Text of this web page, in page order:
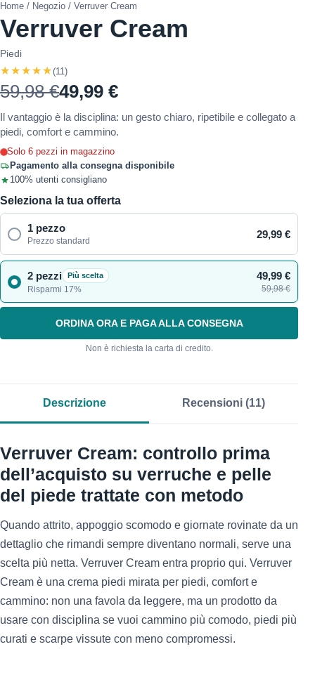
Home / Negozio / Verruver Cream
Verruver Cream
Piedi
★★★★★ (11)
59,98 €49,99 €
Il vantaggio è la disciplina: un gesto chiaro, ripetibile e collegato a
piedi, comfort e cammino.
Solo 6 pezzi in magazzino
Pagamento alla consegna disponibile
100% utenti consigliano
Seleziona la tua offerta
1 pezzo
Prezzo standard
29,99 €
2 pezzi Più scelta
Risparmi 17%
49,99 €
59,98 €
ORDINA ORA E PAGA ALLA CONSEGNA
Non è richiesta la carta di credito.
Descrizione Recensioni (11)
Verruver Cream: controllo prima
dell’acquisto su verruche e pelle
del piede trattate con metodo
Quando attrito, appoggio scomodo e giornate rovinate da un
dettaglio che rimandi sempre diventano normali, serve una
scelta più netta. Verruver Cream entra proprio qui. Verruver
Cream è una crema piedi mirata per piedi, comfort e
cammino: non una favola da leggere, ma un prodotto da
usare con disciplina se vuoi cammino più comodo, piedi più
curati e scarpe vissute con meno compromessi.